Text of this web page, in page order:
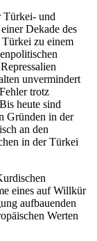
Türkei- und
Dekade des
Türkei zu einem
unvermindert
trotz
heute sind
Gründen in der
an den
in der Türkei
eines auf Willkür
aufbauenden
Werten